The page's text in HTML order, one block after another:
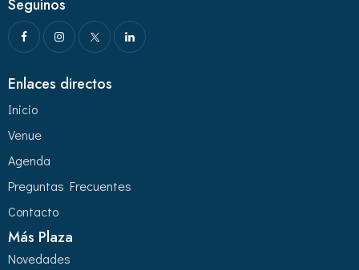
Seguínos
Enlaces directos
Inicio
Venue
Agenda
Preguntas Frecuentes
Contacto
Más Plaza
Novedades